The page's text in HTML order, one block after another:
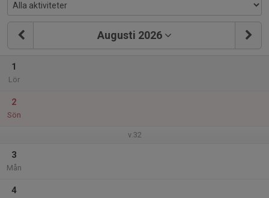
Augusti 2026
1
Lör
2
Sön
v.32
3
Mån
4